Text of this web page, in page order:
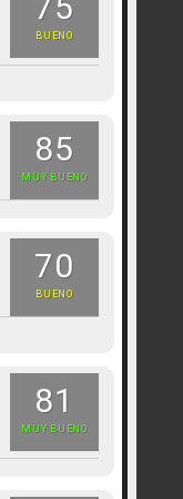
BUENO
85
MUY BUENO
70
BUENO
81
MUY BUENO